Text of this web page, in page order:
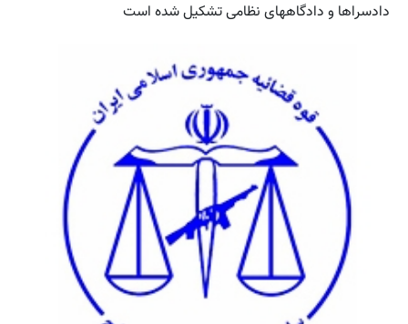
دادسراها و دادگاههای نظامی تشکیل شده است